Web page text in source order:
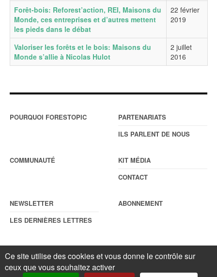
Forêt-bois: Reforest’action, REI, Maisons du
Monde, ces entreprises et d’autres mettent
les pieds dans le débat
22 février
2019
Valoriser les forêts et le bois: Maisons du
Monde s’allie à Nicolas Hulot
2 juillet
2016
POURQUOI FORESTOPIC
PARTENARIATS
ILS PARLENT DE NOUS
COMMUNAUTÉ
KIT MÉDIA
CONTACT
NEWSLETTER
LES DERNIÈRES LETTRES
ABONNEMENT
© ForestopicMentions légales. Reproduction interdite sans autorisation
écrite préalable.Gestionnaire de cookies
Ce site utilise des cookies et vous donne le contrôle sur
ceux que vous souhaitez activer